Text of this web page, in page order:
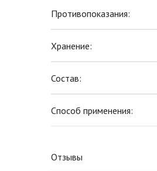
Противопоказания:
Хранение:
Состав:
Способ применения:
Отзывы